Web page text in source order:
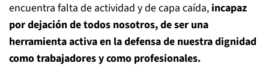
encuentra falta de actividad y de capa caída, incapaz
por dejación de todos nosotros, de ser una
herramienta activa en la defensa de nuestra dignidad
como trabajadores y como profesionales.